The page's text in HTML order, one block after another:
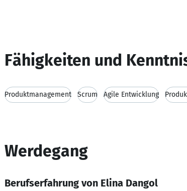
Fähigkeiten und
Produktmanagement Scrum Agile Entwicklung
Werdegang
Berufserfahrung von Elina Dangol